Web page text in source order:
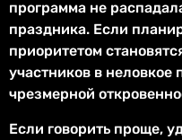
программа не
праздника. Если
приоритетом
участников в
чрезмерной
Если говорить проще,